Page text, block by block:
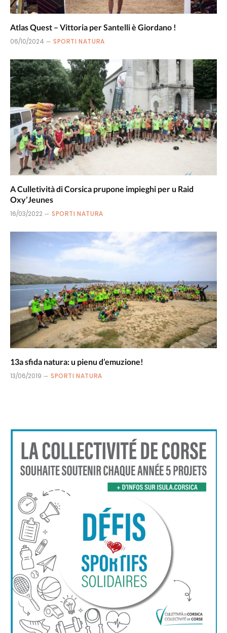
Atlas Quest – Vittoria per Santelli è Giordano !
06/10/2024 SPORTI NATURA
A Culletività di Corsica prupone impieghi per u Raid
Oxy’Jeunes
16/03/2022 SPORTI NATURA
13a sfida natura: u pienu d’emuzione!
13/06/2019 SPORTI NATURA